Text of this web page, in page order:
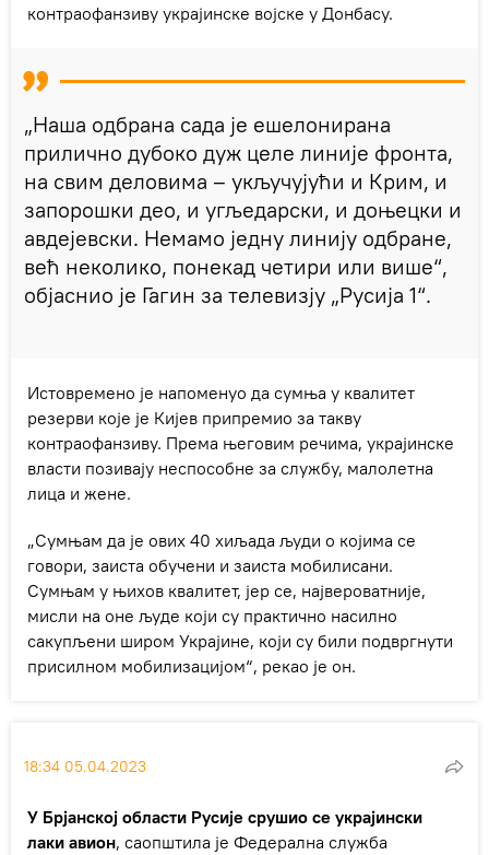
контраофанзиву украјинске војске у Донбасу.
„Наша одбрана сада је ешелонирана
прилично дубоко дуж целе линије фронта,
на свим деловима – укључујући и Крим, и
запорошки део, и угљедарски, и доњецки и
авдејевски. Немамо једну линију одбране,
већ неколико, понекад четири или више“,
објаснио је Гагин за телевизју „Русија 1“.
Истовремено је напоменуо да сумња у квалитет
резерви које је Кијев припремио за такву
контраофанзиву. Према његовим речима, украјинске
власти позивају неспособне за службу, малолетна
лица и жене.
„Сумњам да је ових 40 хиљада људи о којима се
говори, заиста обучени и заиста мобилисани.
Сумњам у њихов квалитет, јер се, највероватније,
мисли на оне људе који су практично насилно
сакупљени широм Украјине, који су били подвргнути
присилном мобилизацијом“, рекао је он.
18:34 05.04.2023
У Брјанској области Русије срушио се украјински
лаки авион, саопштила је Федерална служба